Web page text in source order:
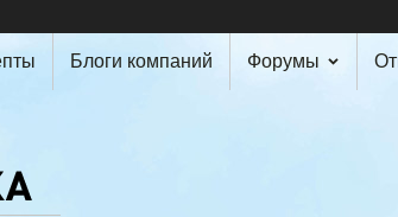
Блоги компаний Форумы